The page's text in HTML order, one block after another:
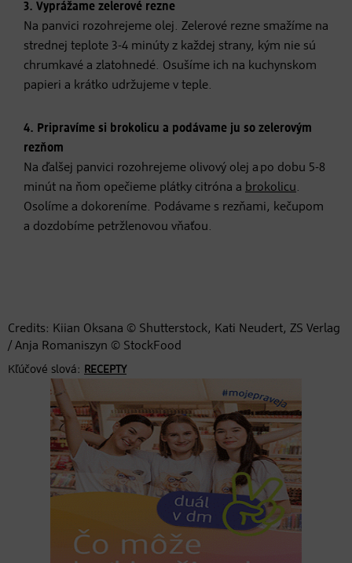
3. Vyprážame zelerové rezne
Na panvici rozohrejeme olej. Zelerové rezne smažíme na
strednej teplote 3-4 minúty z každej strany, kým nie sú
chrumkavé a zlatohnedé. Osušíme ich na kuchynskom
papieri a krátko udržujeme v teple.
4. Pripravíme si brokolicu a podávame ju so zelerovým
rezňom
Na ďalšej panvici rozohrejeme olivový olej a po dobu 5-8
minút na ňom opečieme plátky citróna a brokolicu.
Osolíme a dokoreníme. Podávame s rezňami, kečupom
a dozdobíme petržlenovou vňaťou.
Credits: Kiian Oksana © Shutterstock, Kati Neudert, ZS Verlag
/ Anja Romaniszyn © StockFood
Kľúčové slová: RECEPTY